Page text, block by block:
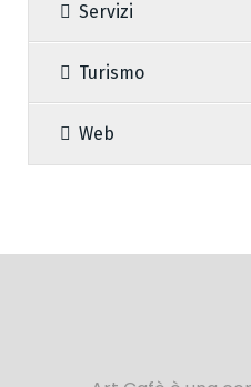
Servizi
Turismo
Web